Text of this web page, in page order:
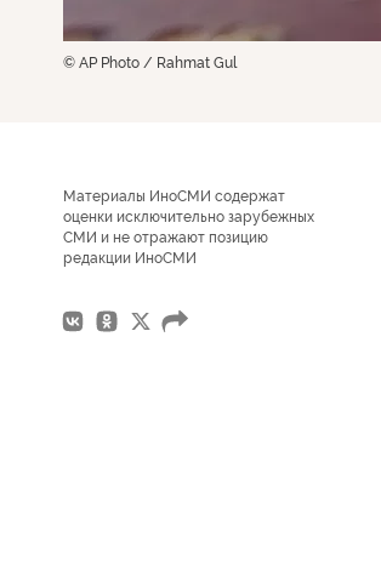
© AP Photo / Rahmat Gul
Материалы ИноСМИ содержат
оценки исключительно зарубежных
СМИ и не отражают позицию
редакции ИноСМИ